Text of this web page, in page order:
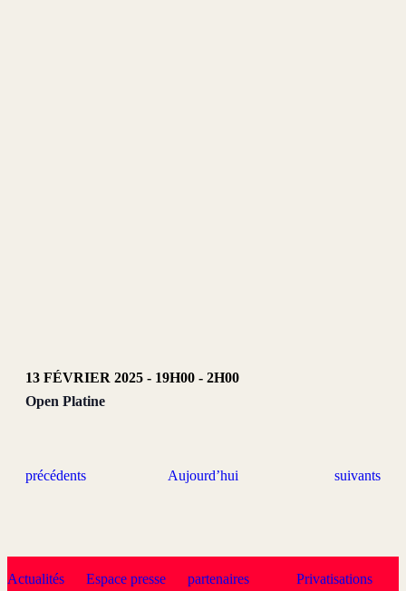
Open Platine
13 FÉVRIER 2025 - 19H00- 2H00
É
m
e
précédents Aujourd’hui
É
m
suivants
Actualités Espace presse partenaires Privatisations